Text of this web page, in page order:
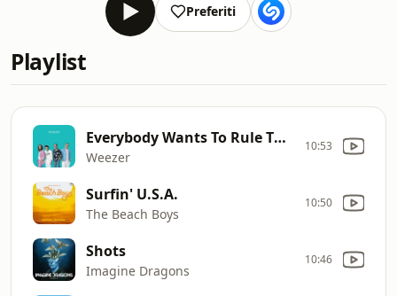
Preferiti
Playlist
Everybody Wants To Rule The World
Weezer
10:53
Surfin' U.S.A.
The Beach Boys
10:50
Shots
Imagine Dragons
10:46